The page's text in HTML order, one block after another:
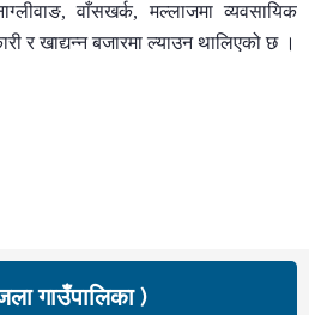
,वाँसखर्क,मल्लाजमा व्यवसायिक
र खाद्यन्न बजारमा ल्याउन थालिएको छ ।
गाउँपालिका )